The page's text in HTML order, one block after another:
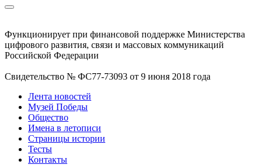
Функционирует при финансовой поддержке Министерства
цифрового развития, связи и массовых коммуникаций
Российской Федерации
Свидетельство № ФС77-73093 от 9 июня 2018 года
Лента новостей
Музей Победы
Общество
Имена в летописи
Страницы истории
Тесты
Контакты